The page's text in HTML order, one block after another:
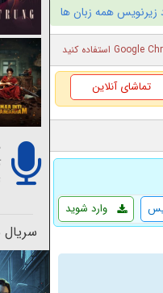
زیرنویس همه زبان ها
تماشای آنلاین
وارد شوید